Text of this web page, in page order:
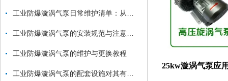
工业防爆漩涡气泵的维护与更换教程
25kw漩涡气泵应